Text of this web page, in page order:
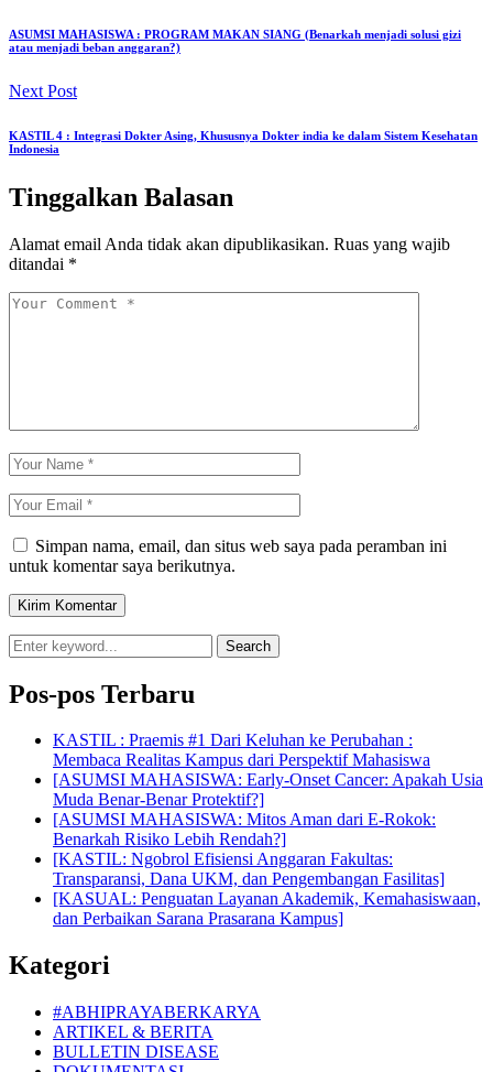
ASUMSI MAHASISWA : PROGRAM MAKAN SIANG (Benarkah menjadi solusi gizi
atau menjadi beban anggaran?)
Next Post
KASTIL 4 : Integrasi Dokter Asing, Khususnya Dokter india ke dalam Sistem Kesehatan
Indonesia
Tinggalkan Balasan
Alamat email Anda tidak akan dipublikasikan. Ruas yang wajib
ditandai *
Simpan nama, email, dan situs web saya pada peramban ini
untuk komentar saya berikutnya.
Search
Pos-pos Terbaru
KASTIL : Praemis #1 Dari Keluhan ke Perubahan :
Membaca Realitas Kampus dari Perspektif Mahasiswa
[ASUMSI MAHASISWA: Early-Onset Cancer: Apakah Usia
Muda Benar-Benar Protektif?]
[ASUMSI MAHASISWA: Mitos Aman dari E-Rokok:
Benarkah Risiko Lebih Rendah?]
[KASTIL: Ngobrol Efisiensi Anggaran Fakultas:
Transparansi, Dana UKM, dan Pengembangan Fasilitas]
[KASUAL: Penguatan Layanan Akademik, Kemahasiswaan,
dan Perbaikan Sarana Prasarana Kampus]
Kategori
#ABHIPRAYABERKARYA
ARTIKEL & BERITA
BULLETIN DISEASE